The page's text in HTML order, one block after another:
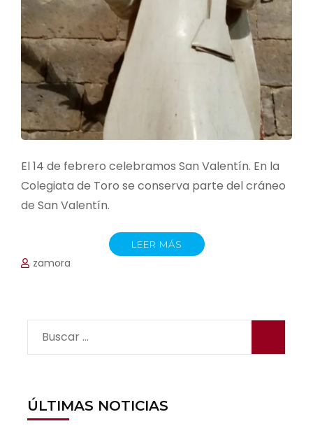
El 14 de febrero celebramos San Valentín. En la
Colegiata de Toro se conserva parte del cráneo
de San Valentín.
LEER MÁS
zamora
Buscar:
ÚLTIMAS NOTICIAS